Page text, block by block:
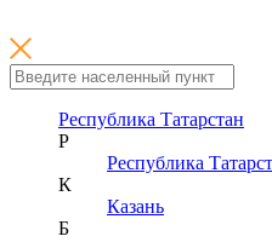
Республика Татарстан
Р
Республика
К
Казань
Б